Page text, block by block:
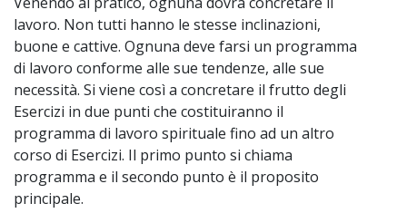
lavoro. Non tutti hanno le stesse inclinazioni,
buone e cattive. Ognuna deve farsi un programma
di lavoro conforme alle sue tendenze, alle sue
necessità. Si viene così a concretare il frutto degli
Esercizi in due punti che costituiranno il
programma di lavoro spirituale fino ad un altro
corso di Esercizi. Il primo punto si chiama
programma e il secondo punto è il proposito
principale.